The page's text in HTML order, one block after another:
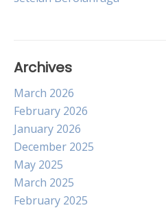
navigation
Archives
March 2026
February 2026
January 2026
December 2025
May 2025
March 2025
February 2025